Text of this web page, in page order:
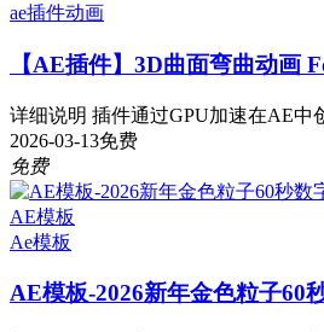
ae插件动画
【AE插件】3D曲面弯曲动画
详细说明 插件通过GPU加速在AE中
2026-03-13免费
免费
AE模板
Ae模板
AE模板-2026新年金色粒子60